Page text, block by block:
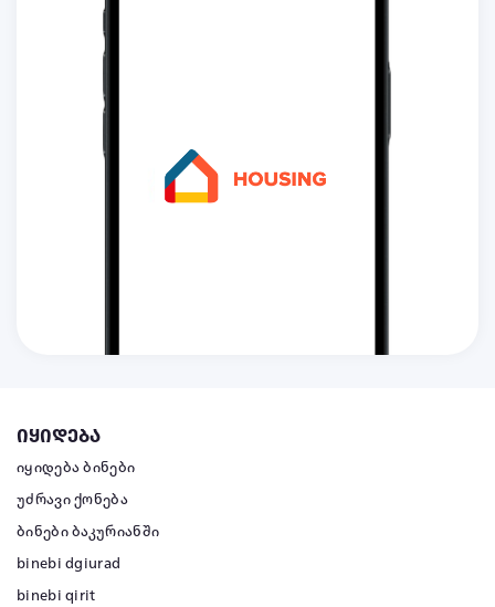
იყიდება
იყიდება ბინები
უძრავი ქონება
ბინები ბაკურიანში
binebi dgiurad
binebi qirit